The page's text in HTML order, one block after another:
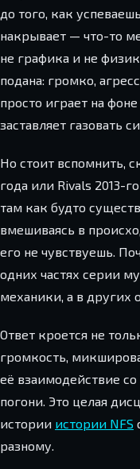
до того, как
накрывает — что-то
не графика и не
подана: громко,
просто играет на
заставляет газовать
Но стоит вспомнить,
года или Rivals 2013-
там как будто
вмешиваясь в
его не чувствуешь.
одних частях серии
механики, а в других
Ответ кроется не
громкость,
её взаимодействие
погони. Это целая
истории истории NFS
разному.